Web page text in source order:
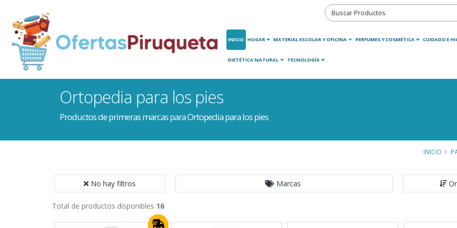
INICIO HOGAR MATERIAL ESCOLAR Y OFICINA PERFUMES Y COSMÉTICA CUIDADO E
DIETÉTICA NATURAL TECNOLOGÍA
Ortopedia para los pies
Productos de primeras marcas para Ortopedia para los pies
INICIO
No hay filtros Marcas
Total de productos disponibles 16